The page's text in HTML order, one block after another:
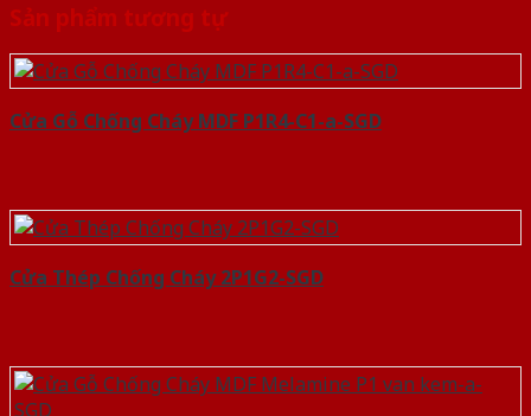
Sản phẩm tương tự
Cửa Gỗ Chống Cháy MDF P1R4-C1-a-SGD
Cửa Thép Chống Cháy 2P1G2-SGD